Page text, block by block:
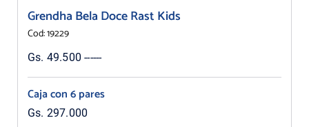
Grendha Bela Doce Rast Kids
Cod: 19229
Gs. 49.500 ------
Caja con 6 pares
Gs. 297.000